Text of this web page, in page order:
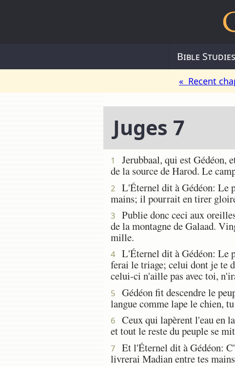
Bible Studies
« Recent
Juges 7
1
Jerubbaal, qui est Gédéon,
de la source de Harod. Le
2
L'Éternel dit à Gédéon: Le
mains; il pourrait en tirer
3
Publie donc ceci aux
de la montagne de Galaad.
mille.
4
L'Éternel dit à Gédéon: Le
ferai le triage; celui dont je te
celui-ci n'aille pas avec toi,
5
Gédéon fit descendre le
langue comme lape le chien,
6
Ceux qui lapèrent l'eau en
et tout le reste du peuple se
7
Et l'Éternel dit à Gédéon:
livrerai Madian entre tes